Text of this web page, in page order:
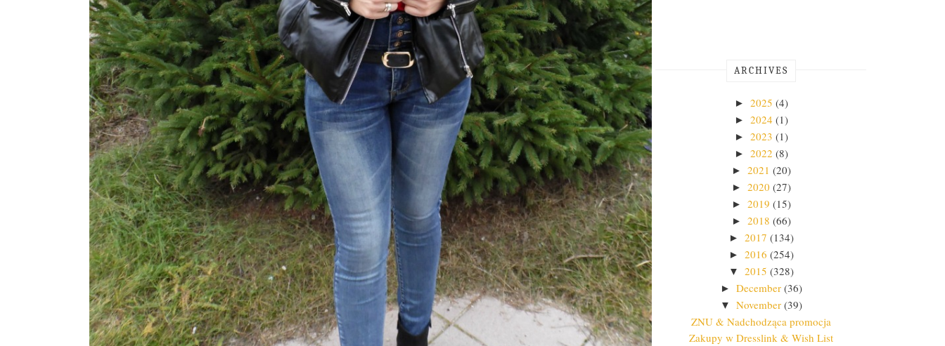
ARCHIVES
► 2025 (4)
► 2024 (1)
► 2023 (1)
► 2022 (8)
► 2021 (20)
► 2020 (27)
► 2019 (15)
► 2018 (66)
► 2017 (134)
► 2016 (254)
▼ 2015 (328)
► December (36)
▼ November (39)
ZNU & Nadchodząca promocja
Zakupy w Dresslink & Wish List